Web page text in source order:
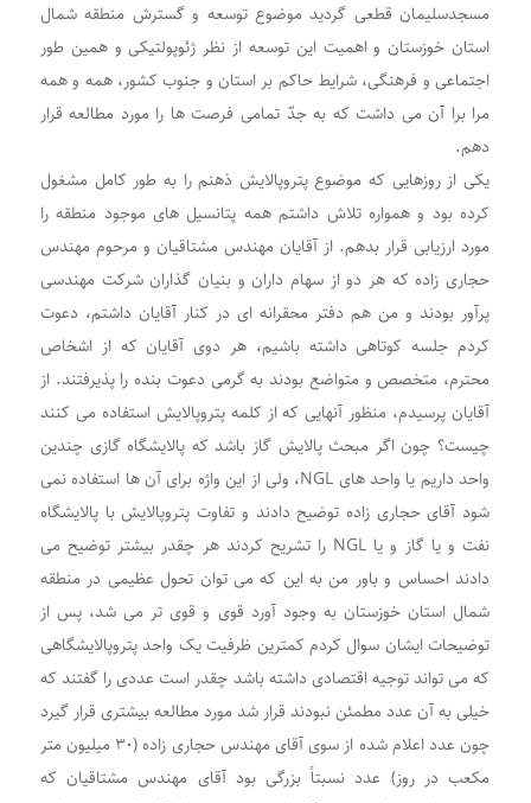
مسجدسلیمان قطعی گردید موضوع توسعه و گسترش منطقه شمال
استان خوزستان و اهمیت این توسعه از نظر ژئوپولتیکی و همین طور
اجتماعی و فرهنگی، شرایط حاکم بر استان و جنوب کشور، همه و همه
مرا برا آن می داشت که به جدّ تمامی فرصت ها را مورد مطالعه قرار
دهم.
یکی از روزهایی که موضوع پتروپالایش ذهنم را به طور کامل مشغول
کرده بود و همواره تلاش داشتم همه پتانسیل های موجود منطقه را
مورد ارزیابی قرار بدهم. از آقایان مهندس مشتاقیان و مرحوم مهندس
حجاری زاده که هر دو از سهام داران و بنیان گذاران شرکت مهندسی
پرآور بودند و من هم دفتر محقرانه ای در کنار آقایان داشتم، دعوت
کردم جلسه کوتاهی داشته باشیم، هر دوی آقایان که از اشخاص
محترم، متخصص و متواضع بودند به گرمی دعوت بنده را پذیرفتند. از
آقایان پرسیدم، منظور آنهایی که از کلمه پتروپالایش استفاده می کنند
چیست؟ چون اگر مبحث پالایش گاز باشد که پالایشگاه گازی چندین
واحد داریم یا واحد های NGL، ولی از این واژه برای آن ها استفاده نمی
شود آقای حجاری زاده توضیح دادند و تفاوت پتروپالایش با پالایشگاه
نفت و یا گاز و یا NGL را تشریح کردند هر چقدر بیشتر توضیح می
دادند احساس و باور من به این که می توان تحول عظیمی در منطقه
شمال استان خوزستان به وجود آورد قوی و قوی تر می شد، پس از
توضیحات ایشان سوال کردم کمترین ظرفیت یک واحد پتروپالایشگاهی
که می تواند توجیه اقتصادی داشته باشد چقدر است عددی را گفتند که
خیلی به آن عدد مطمئن نبودند قرار شد مورد مطالعه بیشتری قرار گیرد
چون عدد اعلام شده از سوی آقای مهندس حجاری زاده (۳۰ میلیون متر
مکعب در روز) عدد نسبتاً بزرگی بود آقای مهندس مشتاقیان که